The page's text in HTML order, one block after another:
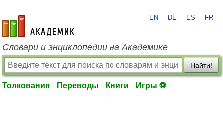
academic.ru
EN DE ES FR
Словари и энциклопедии на Академике
Найти!
Толкования Переводы Книги Игры ⚽